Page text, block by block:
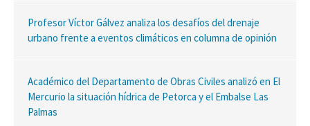
Profesor Víctor Gálvez analiza los desafíos del drenaje
urbano frente a eventos climáticos en columna de opinión
Académico del Departamento de Obras Civiles analizó en El
Mercurio la situación hídrica de Petorca y el Embalse Las
Palmas